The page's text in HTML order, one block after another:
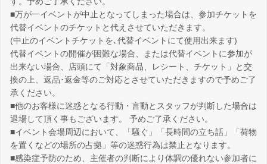
■万が一イベントが中止となってしまった場合は、参加チケットを
代替イベントのチケットと代えさせていただきます。
(中止のイベントチケットを､代替イベントにて使用出来ます)
代替イベントの開催が困難な場合、または代替イベントに参加が
出来ない場合、店頭にて「対象商品、レシート、チケット」と交
換の上、返品･返金等のご対応とさせていただきますので予めご了
承ください。
■他のお客様に迷惑となる行動・言動とスタッフが判断した場合は
退場して頂く事もございます。 予めご了承ください。
■イベント会場周辺において、「騒ぐ」「長時間の立ち話」「荷物
を置くなどの場所の占拠」等の迷惑行為は禁止となります。
■感染症予防のため、主催者の判断により体調の優れない参加者に